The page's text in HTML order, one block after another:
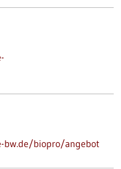
biopro/angebot